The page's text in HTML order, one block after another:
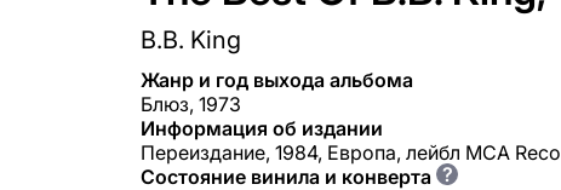
B.B. King
Жанр и год выхода альбома
Блюз, 1973
Информация об издании
Переиздание, 1984, Европа, лейбл MCA
Состояние винила и конверта ?